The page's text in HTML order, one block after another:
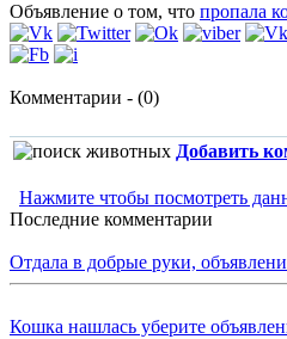
Объявление о том, что пропала
Комментарии - (0)
Добавить
Нажмите чтобы посмотреть
Последние комментарии
Отдала в добрые руки,
Кошка нашлась уберите